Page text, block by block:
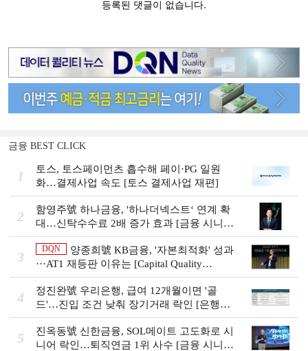
금융 BEST CLICK
1
토스, 토스페이먼츠 흡수해 페이·PG 일원
화…결제사업 속도 [토스 결제사업 재편]
2
함영주號 하나금융, '하나더넥스트‘ 연계 확
대…신탁수수료 2배 증가 효과 [금융 시니어
비즈니스 돋보기]
3
DQN
양종희號 KB금융, '자본최적화' 성과
···AT1 재등판 이유는 [Capital Quality
Review]]
4
정진완號 우리은행, 급여 12개월이면 '골
드'…진입 조건 낮춰 장기거래 락인 [은행권
머니무브 대응 전략]
5
진옥동號 신한금융, SOL메이트 고도화로 시
니어 락인…퇴직연금 1위 사수 [금융 시니어